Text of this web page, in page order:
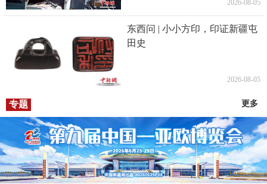
2026-08-05
东西问 | 小小方印，印证新疆屯
田史
2026-08-05
专题 更多